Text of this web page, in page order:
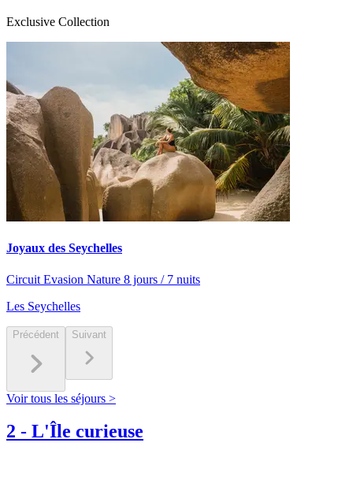
Exclusive Collection
Joyaux des Seychelles
Circuit Evasion Nature 8 jours / 7 nuits
Les Seychelles
Précédent Suivant
Voir tous les séjours >
2 - L'Île curieuse